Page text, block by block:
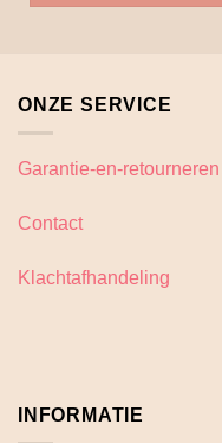
ONZE SERVICE
Garantie-en-retourneren
Contact
Klachtafhandeling
INFORMATIE